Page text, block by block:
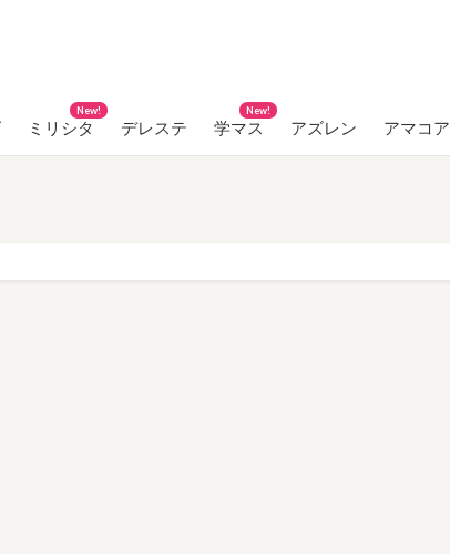
ミリシタ
New!
デレステ 学マス
New!
アズレン アマコア